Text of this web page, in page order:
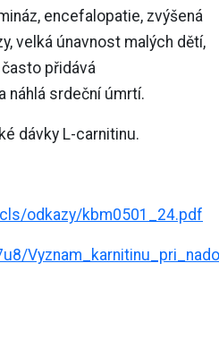
encefalopatie, zvýšená
velká únavnost malých dětí,
přidává
náhlá srdeční úmrtí.
dávky L-carnitinu.
odkazy/kbm0501_24.pdf